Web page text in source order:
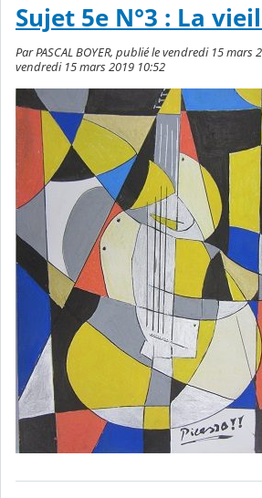
Sujet 5e N°3 : La
Par PASCAL BOYER, publié le vendredi 15 mars
vendredi 15 mars 2019 10:52